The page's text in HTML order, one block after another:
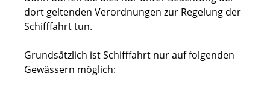
dort geltenden Verordnungen zur Regelung der
Schifffahrt tun.
Grundsätzlich ist Schifffahrt nur auf folgenden
Gewässern möglich: